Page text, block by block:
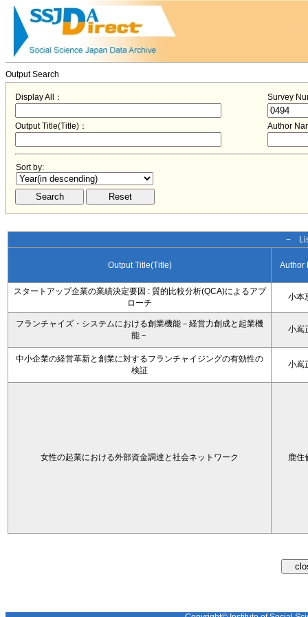
Output Search
Display All： Survey
Output Title(Title)： Author
Sort by:
−
Output Title(Title) Author
スタートアップ企業の業績決定要因 : 質的比較分析(QCA)によるアプ
ローチ
小本
フランチャイズ・システムにおける創業機能－経営力創成と起業機
能－
小嶌
中小企業の経営革新と創業に対するフランチャイジングの有効性の
検証
小嶌
女性の起業における外部資金調達と社会ネットワーク 鹿住